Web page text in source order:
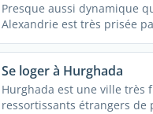
Presque aussi dynamique
Alexandrie est très prisée
expatriée. ...
Se loger à Hurghada
Hurghada est une ville très
ressortissants étrangers de